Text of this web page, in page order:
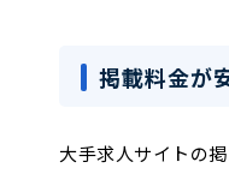
掲載料金が
大手求人サイトの